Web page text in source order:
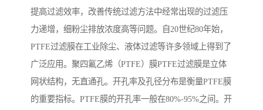
提高过滤效率，改善传统过滤方法中经常出现的过滤压
力递增，细粉尘排放浓度高等问题。自20世纪80年始，
PTFE过滤膜在工业除尘、液体过滤等许多领域上得到了
广泛应用。聚四氟乙烯（PTFE）膜PTFE过滤膜是立体
网状结构，无直通孔。开孔率及孔径分布是衡量PTFE膜
的重要指标。PTFE膜的开孔率一般在80%-95%之间。开